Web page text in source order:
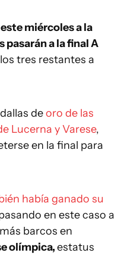
miércoles a la
pasarán a la final A
tres restantes a
deoro de las
Lucerna y Varese,
en la final para
había ganado su
en este caso a
barcos en
olímpica,estatus